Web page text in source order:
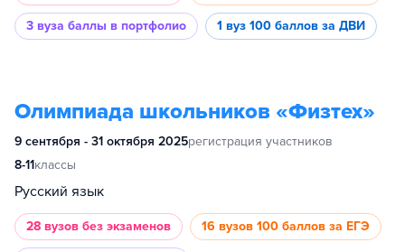
3 вуза баллы в портфолио 1 вуз 100 баллов за ДВИ
Олимпиада школьников «Физтех»
9 сентября - 31 октября 2025регистрация участников
8-11классы
Русский язык
28 вузов без экзаменов 16 вузов 100 баллов за ЕГЭ